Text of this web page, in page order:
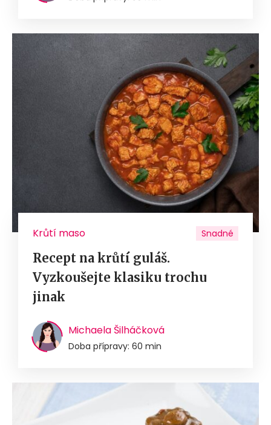
Krůtí maso Snadné
Recept na krůtí guláš.
Vyzkoušejte klasiku trochu
jinak
Michaela Šilháčková
Doba přípravy: 60 min